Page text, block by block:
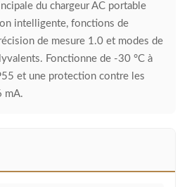
du chargeur AC portable
intelligente, fonctions de
de mesure 1.0 et modes de
Fonctionne de -30 °C à
et une protection contre les
mA.